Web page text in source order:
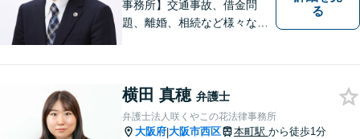
事務所】交通事故、借金問
題、離婚、相続など様々な問
い！
る
横田 真穂 弁護士
弁護士法人咲くやこの花法律事務所
大阪府|大阪市西区 本町駅 から徒歩1分